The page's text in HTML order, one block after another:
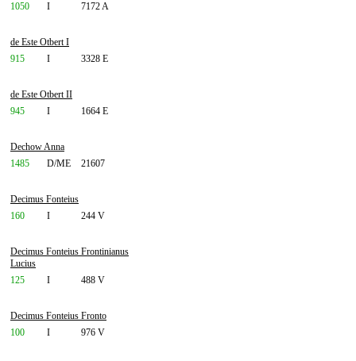
1050
I 7172 A
de Este Otbert I
915
I 3328 E
de Este Otbert II
945
I 1664 E
Dechow Anna
1485
D/ME 21607
Decimus Fonteius
160
I 244 V
Decimus Fonteius Frontinianus
Lucius
125
I 488 V
Decimus Fonteius Fronto
100
I 976 V